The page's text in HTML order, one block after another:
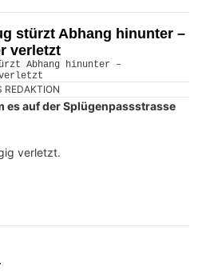
stürzt Abhang hinunter –
verletzt
REDAKTION
es auf der Splügenpassstrasse
verletzt.